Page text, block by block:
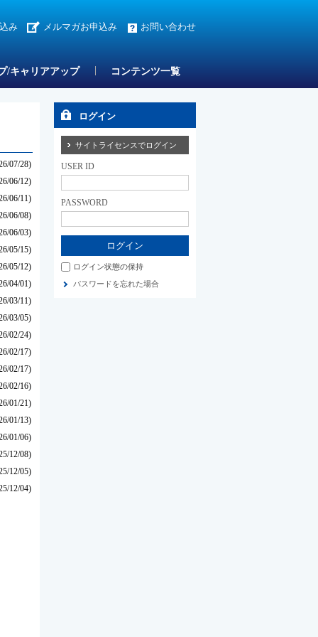
み メルマガお申込み お問い合わせ
/キャリアアップ コンテンツ一覧
07/28)
06/12)
06/11)
06/08)
06/03)
05/15)
05/12)
04/01)
03/11)
03/05)
02/24)
02/17)
02/17)
02/16)
01/21)
01/13)
01/06)
12/08)
12/05)
12/04)
ログイン
サイトライセンスでログイン
USER ID
PASSWORD
ログイン状態の保持
パスワードを忘れた場合